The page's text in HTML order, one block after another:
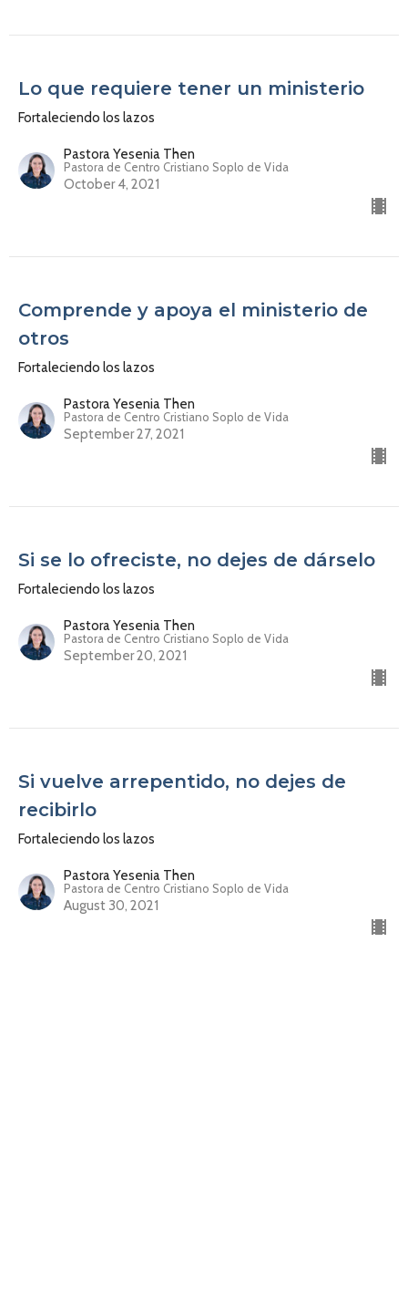
Lo que requiere tener un ministerio
Fortaleciendo los lazos
Pastora Yesenia Then
Pastora de Centro Cristiano Soplo de Vida
October 4, 2021
Comprende y apoya el ministerio de
otros
Fortaleciendo los lazos
Pastora Yesenia Then
Pastora de Centro Cristiano Soplo de Vida
September 27, 2021
Si se lo ofreciste, no dejes de dárselo
Fortaleciendo los lazos
Pastora Yesenia Then
Pastora de Centro Cristiano Soplo de Vida
September 20, 2021
Si vuelve arrepentido, no dejes de
recibirlo
Fortaleciendo los lazos
Pastora Yesenia Then
Pastora de Centro Cristiano Soplo de Vida
August 30, 2021